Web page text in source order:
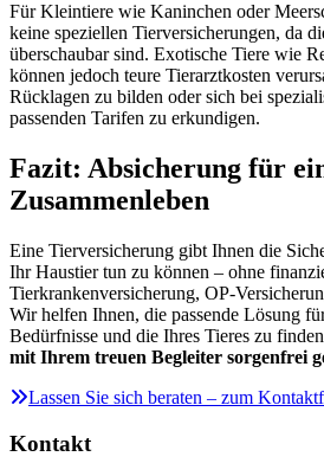
Für Kleintiere wie Kaninchen oder
keine speziellen Tierversicherungen, da
überschaubar sind. Exotische Tiere wie
können jedoch teure Tierarztkosten
Rücklagen zu bilden oder sich bei
passenden Tarifen zu erkundigen.
Fazit: Absicherung für
Zusammenleben
Eine Tierversicherung gibt Ihnen die
Ihr Haustier tun zu können – ohne
Tierkrankenversicherung, OP-
Wir helfen Ihnen, die passende Lösung
Bedürfnisse und die Ihres Tieres zu
mit Ihrem treuen Begleiter sorgenfrei
Lassen Sie sich beraten – zum
Kontakt